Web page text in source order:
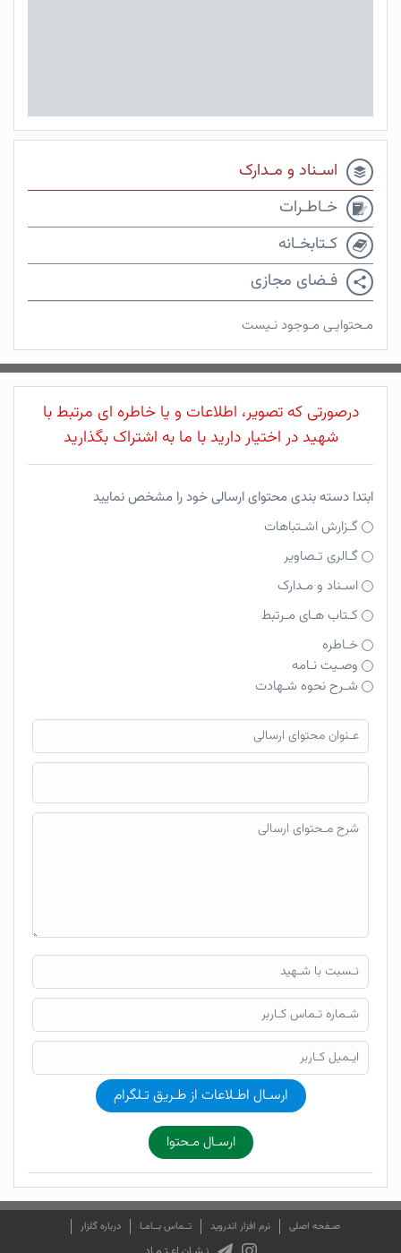
اسـناد و مـدارک
خـاطـرات
کـتابخـانه
فـضای مجازی
مـحتوایـی مـوجود نـیست
درصورتی که تصویر، اطلاعات و یا خاطره ای مرتبط با
شهید در اختیار دارید با ما به اشتراک بگذارید
ابتدا دسته بندی محتوای ارسالی خود را مشخص نمایید
گـزارش اشـتباهات
گـالری تـصاویر
اسـناد و مـدارک
کـتاب هـای مـرتبط
خـاطره
وصـیت نـامه
شـرح نحوه شـهادت
فایل محتوای ارسالی
ارسـال اطـلاعات از طـریق تـلگرام
ارسـال مـحتوا
صـفحه اصلی نرم افزار اندروید تــماس بــامـا درباره گلزار